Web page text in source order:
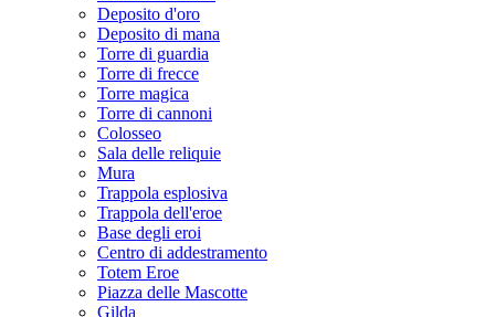
Deposito d'oro
Deposito di mana
Torre di guardia
Torre di frecce
Torre magica
Torre di cannoni
Colosseo
Sala delle reliquie
Mura
Trappola esplosiva
Trappola dell'eroe
Base degli eroi
Centro di addestramento
Totem Eroe
Piazza delle Mascotte
Gilda